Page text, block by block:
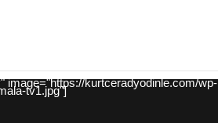
image="https://kurtceradyodinle.com/wp-
tv1.jpg"]